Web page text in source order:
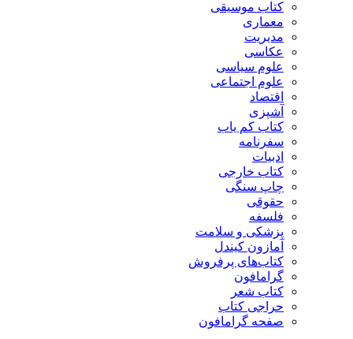
کتاب موسیقی
معماری
مدیریت
عکاسی
علوم سیاسی
علوم اجتماعی
اقتصاد
آشپزی
کتاب کم یاب
سفرنامه
ادبیات
کتاب خارجی
چاپ سنگی
حقوقی
فلسفه
پزشکی و سلامت
آمازون کیندل
کتاب‌های پرفروش
گرامافون
کتاب شعر
حراجی کتاب
صفحه گرامافون